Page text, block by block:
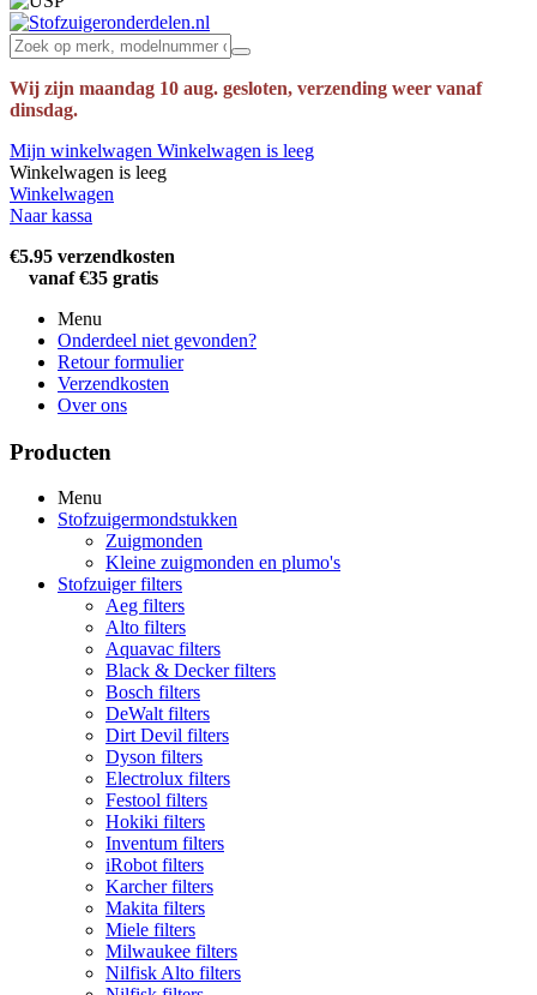
Wij zijn maandag 10 aug. gesloten, verzending weer vanaf
dinsdag.
Mijn winkelwagen Winkelwagen is leeg
Winkelwagen is leeg
Winkelwagen
Naar kassa
€5.95 verzendkosten
vanaf €35 gratis
Menu
Onderdeel niet gevonden?
Retour formulier
Verzendkosten
Over ons
Producten
Menu
Stofzuigermondstukken
Zuigmonden
Kleine zuigmonden en plumo's
Stofzuiger filters
Aeg filters
Alto filters​
Aquavac filters
Black & Decker filters
Bosch filters
DeWalt filters
Dirt Devil filters
Dyson filters
Electrolux filters
Festool filters
Hokiki filters
Inventum filters
iRobot filters
Karcher filters
Makita filters
Miele filters
Milwaukee filters
Nilfisk Alto filters